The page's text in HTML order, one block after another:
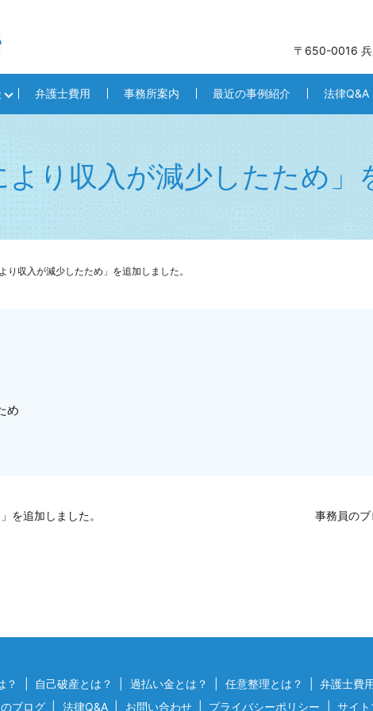
〒650-0016 兵
弁護士費用 事務所案内 最近の事例紹介 法律Q&A
より収入が減少したため」
り収入が減少したため」を追加しました。
め
を追加しました。 事務員のブ
？ 自己破産とは？ 過払い金とは？ 任意整理とは？ 弁護士費
ブログ
法律Q&A お問い合わせ プライバシーポリシー サイ